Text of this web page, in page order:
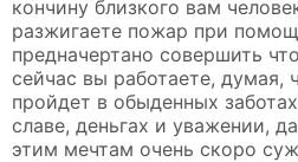
кончину близкого вам
разжигаете пожар при
предначертано совершить
сейчас вы работаете, думая,
пройдет в обыденных
славе, деньгах и уважении,
этим мечтам очень скоро